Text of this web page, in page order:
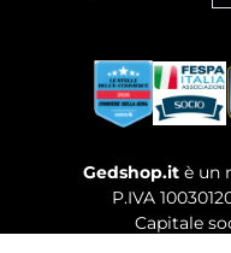
Gedshop.it è un
P.IVA
Capitale